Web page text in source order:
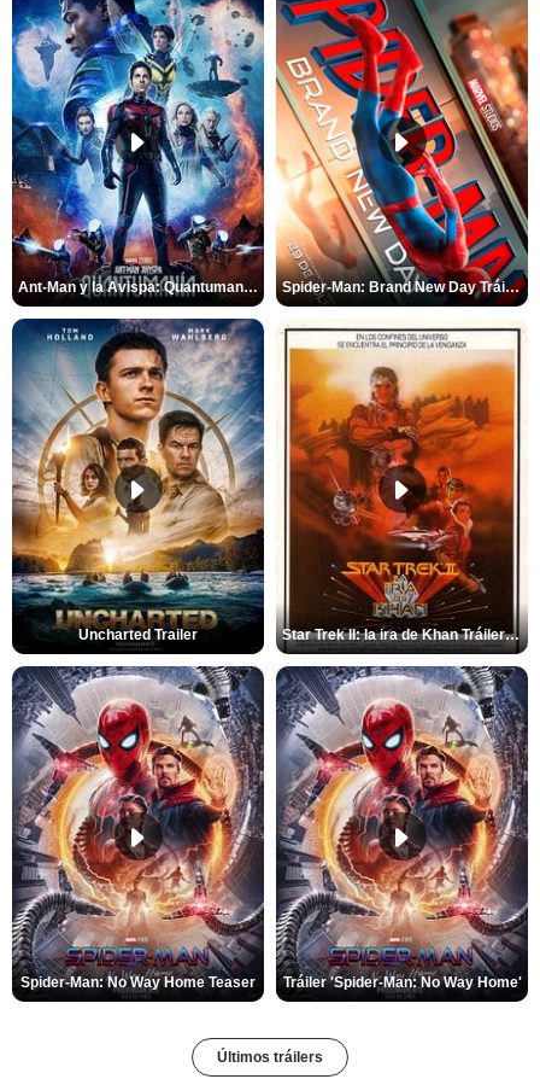
Ant-Man y la Avispa: Quantumanía Tráiler (2) Spider-Man: Brand New Day Tráiler (3)
Uncharted Trailer Star Trek II: la ira de Khan Tráiler VO
Spider-Man: No Way Home Teaser Tráiler 'Spider-Man: No Way Home'
Últimos tráilers